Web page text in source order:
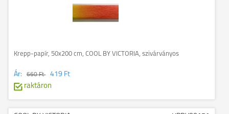
Krepp-papír, 50x200 cm, COOL BY VICTORIA, szivárványos
Ár: 660 Ft
419 Ft
raktáron